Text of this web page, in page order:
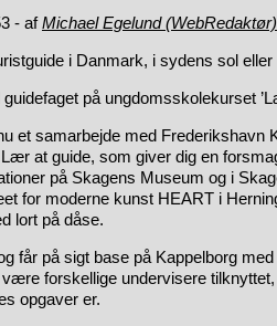
- afMichael Egelund (WebRedaktør)
i Danmark, i sydens sol eller
på ungdomsskolekurset
et samarbejde med Frederikshavn
at guide, som giver dig en
på Skagens Museum og i
for moderne kunst HEART i
lort på dåse.
får på sigt base på Kappelborg
forskellige undervisere
opgaver er.